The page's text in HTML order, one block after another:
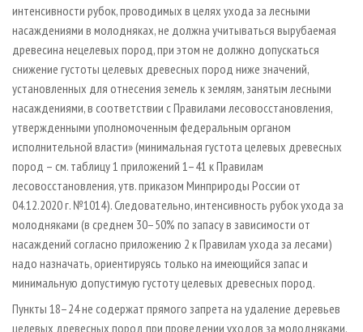
интенсивности рубок, проводимых в целях ухода за лесными
насаждениями в молодняках, не должна учитываться вырубаемая
древесина нецелевых пород, при этом не должно допускаться
снижение густоты целевых древесных пород ниже значений,
установленных для отнесения земель к землям, занятым лесными
насаждениями, в соответствии с Правилами лесовосстановления,
утвержденными уполномоченным федеральным органом
исполнительной власти» (минимальная густота целевых древесных
пород – см. таблицу 1 приложений 1–41 к Правилам
лесовосстановления, утв. приказом Минприроды России от
04.12.2020 г. №1014). Следовательно, интенсивность рубок ухода за
молодняками (в среднем 30–50% по запасу в зависимости от
насаждений согласно приложению 2 к Правилам ухода за лесами)
надо назначать, ориентируясь только на имеющийся запас и
минимальную допустимую густоту целевых древесных пород.
Пункты 18–24 не содержат прямого запрета на удаление деревьев
целевых древесных пород при проведении уходов за молодняками.